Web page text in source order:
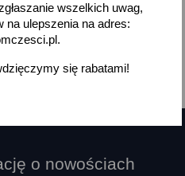
z 4 pozycji
Powrót do góry 
o nowościach
wszelkich uwag,
na ulepszenia na adres:
się rabatami!